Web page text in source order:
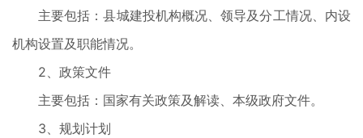
主要包括：县城建投机构概况、领导及分工情况、内设
机构设置及职能情况。
2、政策文件
主要包括：国家有关政策及解读、本级政府文件。
3、规划计划